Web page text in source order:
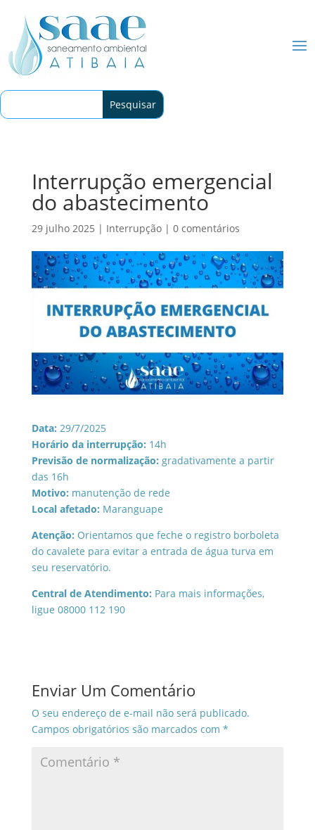
Interrupção emergencial
do abastecimento
29 julho 2025 | Interrupção| 0 comentários
Data: 29/7/2025
Horário da interrupção: 14h
Previsão de normalização: gradativamente a partir
das 16h
Motivo: manutenção de rede
Local afetado: Maranguape
Atenção: Orientamos que feche o registro borboleta
do cavalete para evitar a entrada de água turva em
seu reservatório.
Central de Atendimento: Para mais informações,
ligue 08000 112 190
Enviar Um Comentário
O seu endereço de e-mail não será publicado.
Campos obrigatórios são marcados com *